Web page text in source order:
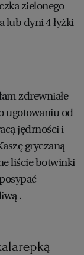
zielonego
lub dyni 4 łyżki
zdrewniałe
ugotowaniu od
jędrności i
gryczaną
liście botwinki
.